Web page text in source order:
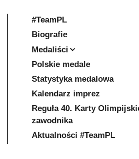
#TeamPL
Biografie
Medaliści
Polskie medale
Statystyka medalowa
Kalendarz imprez
Reguła 40. Karty
zawodnika
Aktualności #TeamPL